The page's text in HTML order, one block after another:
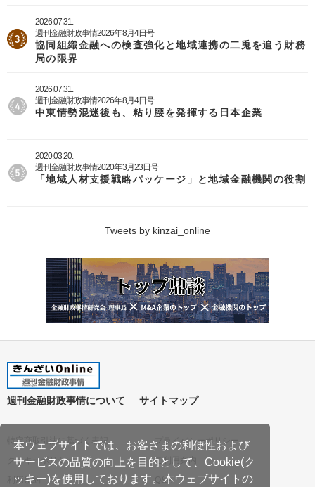
本ウェブサイトでは、お客さまの利便性および
サービスの品質の向上を目的として、Cookie(ク
ッキー)を使用しております。本ウェブサイトの
2026.07.31.
週刊金融財政事情2026年8月4日号
協同組織金融への検査強化と地域連携の二兎を追う財務
局の限界
2026.07.31.
週刊金融財政事情2026年8月4日号
中東情勢混迷後も、粘り腰を発揮する日本企業
2020.03.20.
週刊金融財政事情2020年3月23日号
「地域人材支援戦略パッケージ」と地域金融機関の役割
Tweets by kinzai_online
週刊金融財政事情について サイトマップ
特定商取引法に基づく表記
プライバシーポリシー
クッキーポリシー
ご利用案内
利用規約
Q&A